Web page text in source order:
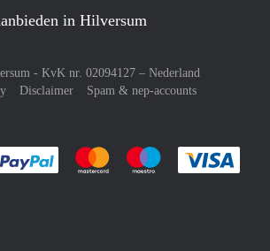
in Hilversum
- KvK nr. 02094127 – Nederland
Disclaimer
Spam & nep-accounts
Je rekent gemakkelijk af met Paypal
Je rekent gemakkelijk af met
Je rekent